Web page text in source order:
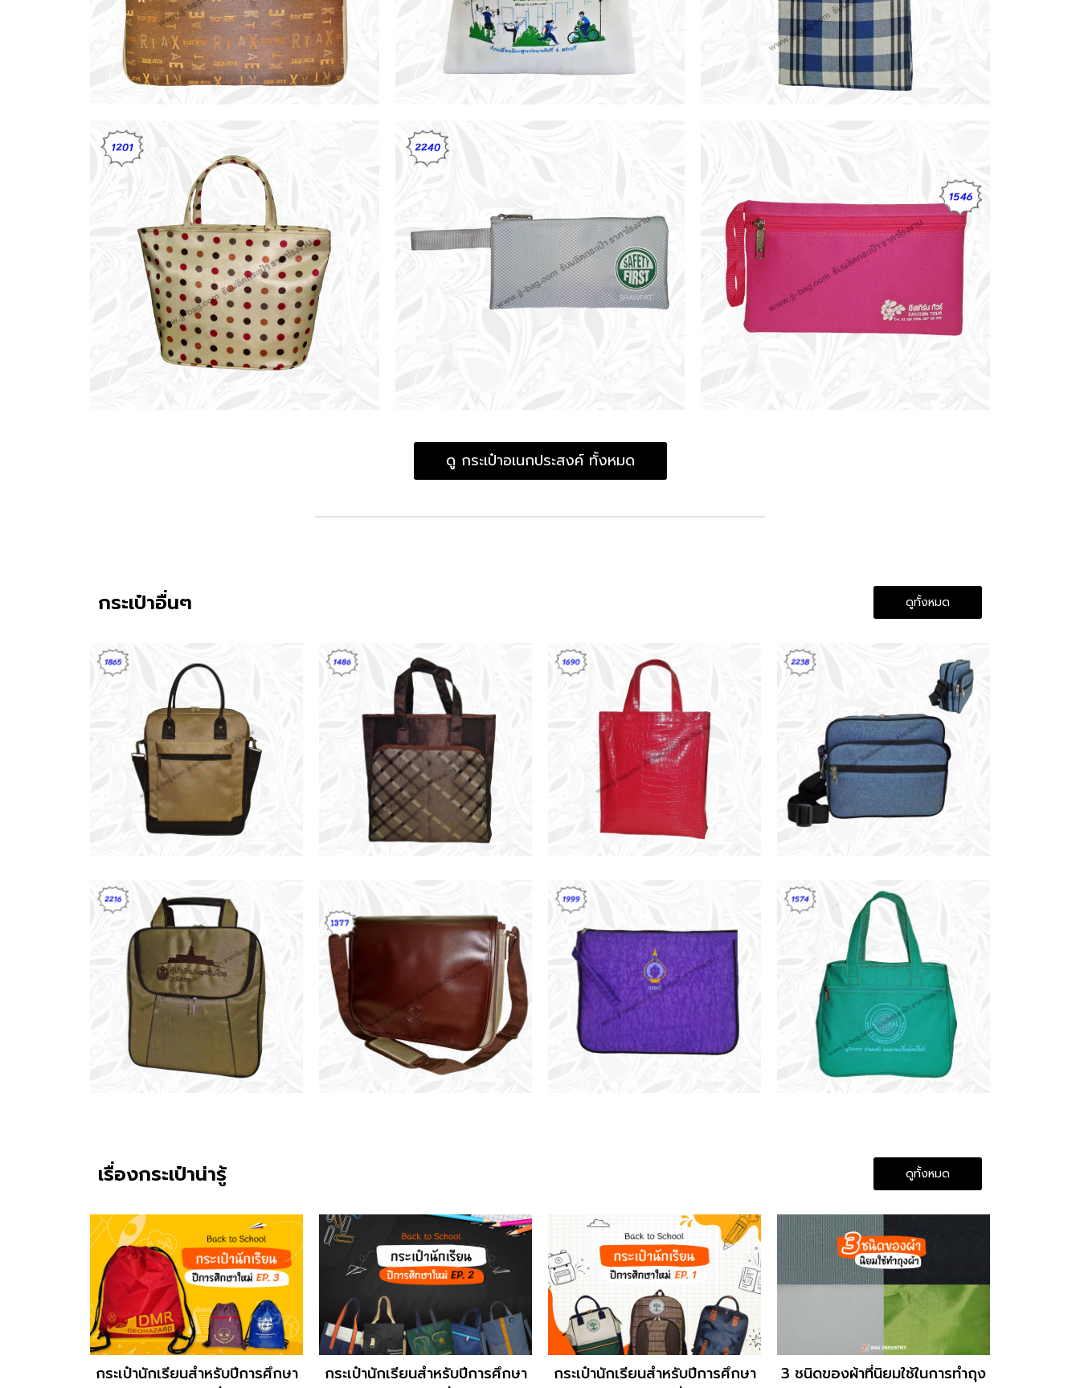
ดู กระเป๋าอเนกประสงค์ ทั้งหมด
กระเป๋าอื่นๆ ดูทั้งหมด
เรื่องกระเป๋าน่ารู้ ดูทั้งหมด
กระเป๋านักเรียนสำหรับปีการศึกษา
กระเป๋านักเรียนสำหรับปีการศึกษา
กระเป๋านักเรียนสำหรับปีการศึกษา
3 ชนิดของผ้าที่นิยมใช้ในการทำถุง